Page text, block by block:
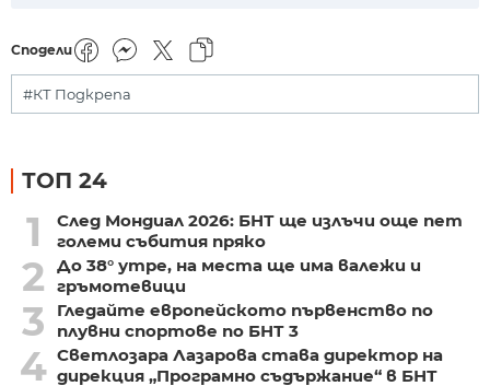
Сподели
#КТ Подкрепа
ТОП 24
1
След Мондиал 2026: БНТ ще излъчи още пет
големи събития пряко
2
До 38° утре, на места ще има валежи и
гръмотевици
3
Гледайте европейското първенство по
плувни спортове по БНТ 3
4 Светлозара Лазарова става директор на
дирекция „Програмно съдържание“ в БНТ